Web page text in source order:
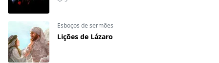
Esboços de sermões
Lições de Lázaro